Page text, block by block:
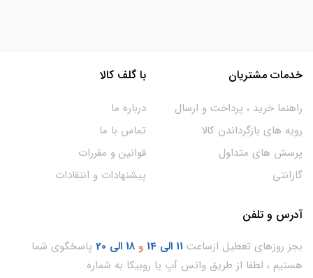
خدمات مشتریان
راهنما خرید ، پرداخت و ارسال
رویه های بازگرداندن کالا
پرسش های متداول
گارانتی
با گلف کالا
درباره ما
تماس با ما
قوانین و مقررات
پیشنهادات و انتقادات
آدرس و تلفن
بجز روزهای تعطیل ازساعت 11 الی 14 و 18 الی 20
پاسخگوی شما
هستیم ، لطفا از طریق واتس آپ یا روبیکا به شماره